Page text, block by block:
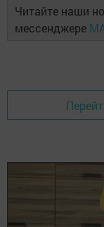
Читайте наши
мессенджере